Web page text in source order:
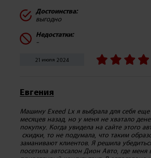
Достоинства:
выгодно
Недостатки:
-
21 июля 2024
Евгения
Машину Exeed Lx я выбрала для себя еще
месяцев назад, но у меня не хватало
покупку. Когда увидела на сайте этого
скидки, то не подумала, что таким
заманивают клиентов. Я решила
посетила автосалон Дион Авто, где меня